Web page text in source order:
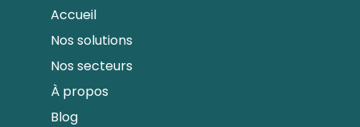
Accueil
Nos solutions
Nos secteurs
À propos
Blog